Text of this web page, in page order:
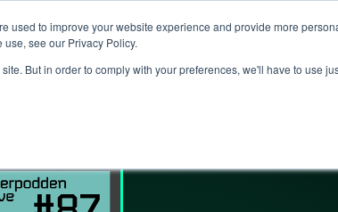
used to improve your website experience and provide more
see our Privacy Policy.
But in order to comply with your preferences, we'll have to use
stories The Leadership Podcast About